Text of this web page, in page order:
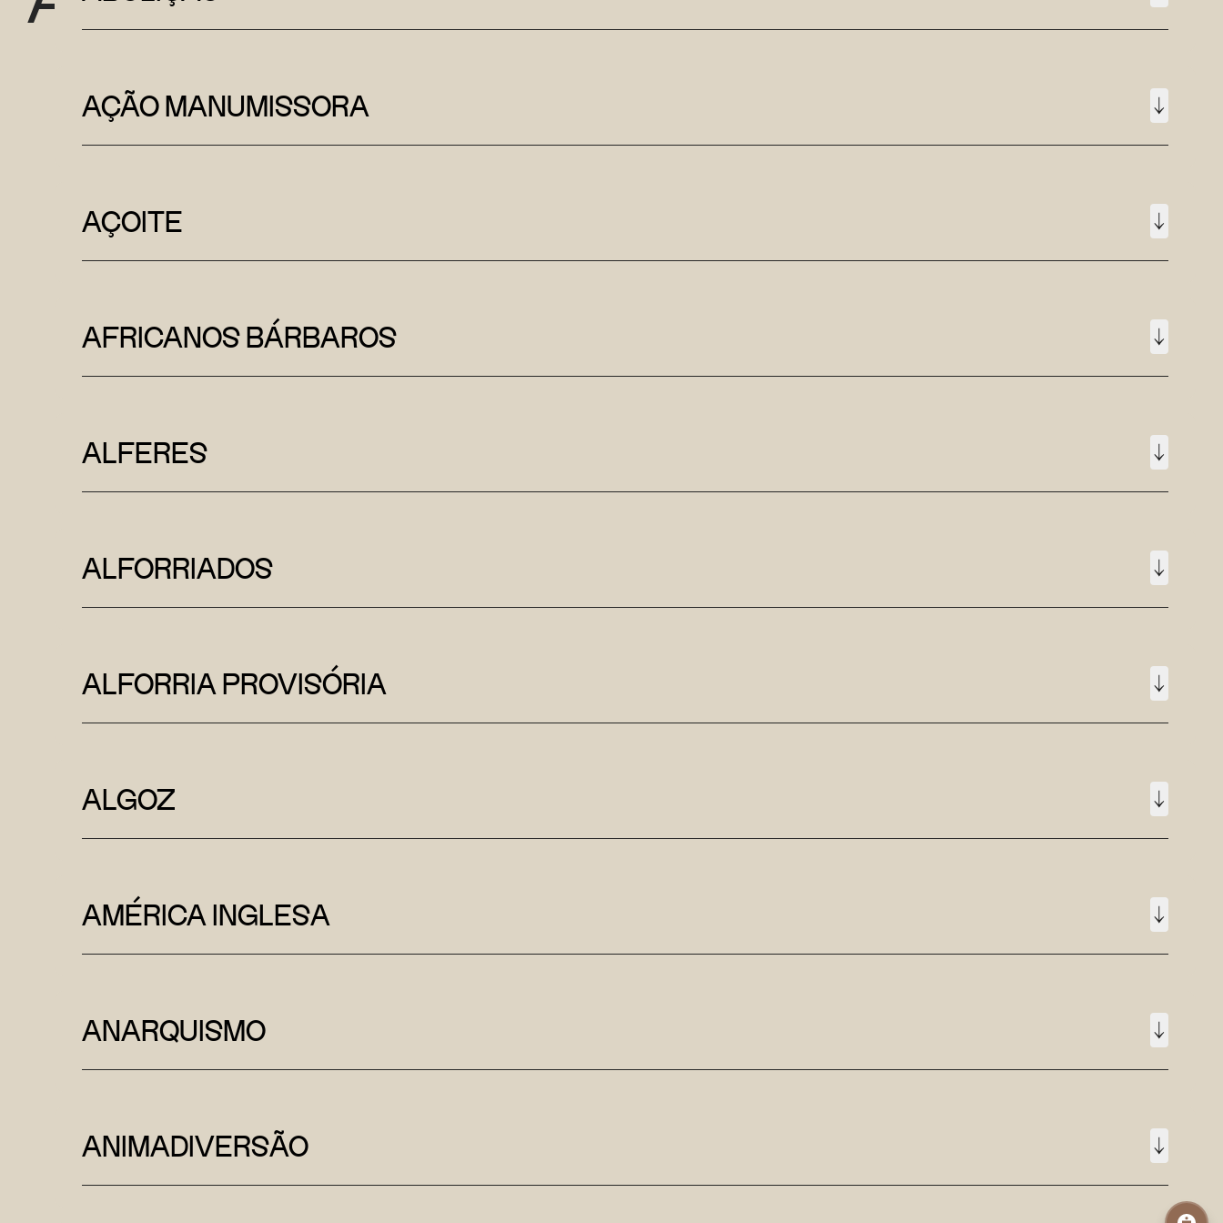
AÇÃO MANUMISSORA
AÇOITE
AFRICANOS BÁRBAROS
ALFERES
ALFORRIADOS
ALFORRIA PROVISÓRIA
ALGOZ
AMÉRICA INGLESA
ANARQUISMO
ANIMADIVERSÃO